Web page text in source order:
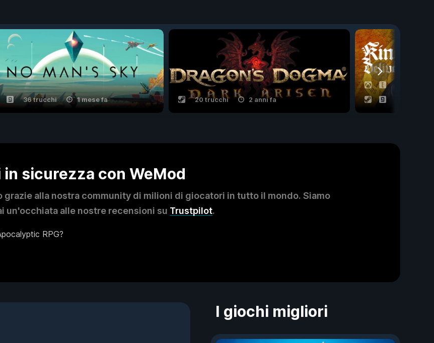
36 trucchi 1 mese fa 20 trucchi 2 anni fa
sicurezza con WeMod
alla nostra community di milioni di giocatori in tutto il mondo. Siamo
un'occhiata alle nostre recensioni su Trustpilot.
RPG?
I giochi migliori